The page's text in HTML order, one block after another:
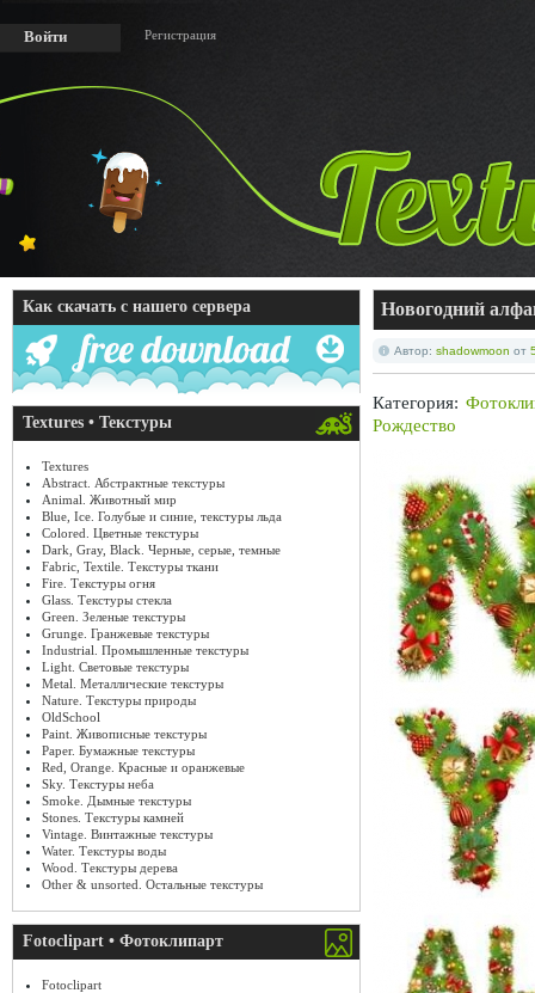
Войти Регистрация
Как скачать с нашего сервера
Textures • Текстуры
Textures
Abstract. Абстрактные текстуры
Animal. Животный мир
Blue, Ice. Голубые и синие, текстуры льда
Colored. Цветные текстуры
Dark, Gray, Black. Черные, серые, темные
Fabric, Textile. Текстуры ткани
Fire. Текстуры огня
Glass. Текстуры стекла
Green. Зеленые текстуры
Grunge. Гранжевые текстуры
Industrial. Промышленные текстуры
Light. Световые текстуры
Metal. Металлические текстуры
Nature. Текстуры природы
OldSchool
Paint. Живописные текстуры
Paper. Бумажные текстуры
Red, Orange. Красные и оранжевые
Sky. Текстуры неба
Smoke. Дымные текстуры
Stones. Текстуры камней
Vintage. Винтажные текстуры
Water. Текстуры воды
Wood. Текстуры дерева
Other & unsorted. Остальные текстуры
Fotoclipart • Фотоклипарт
Fotoclipart
Новогодний
Автор: shadowmoon от
Категория:
Рождество